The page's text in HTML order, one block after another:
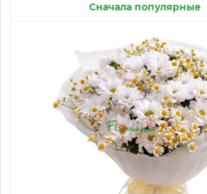
Сначала популярные